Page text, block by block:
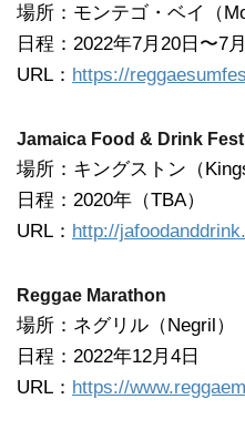
場所：モンテゴ・ベイ（
日程：2022年7月20日〜7
URL： https://
Jamaica Food & Drink
場所：キングストン（
日程：2020年（TBA）
URL： http://
Reggae Marathon
場所：ネグリル（Negril）
日程：2022年12月4日
URL： https://